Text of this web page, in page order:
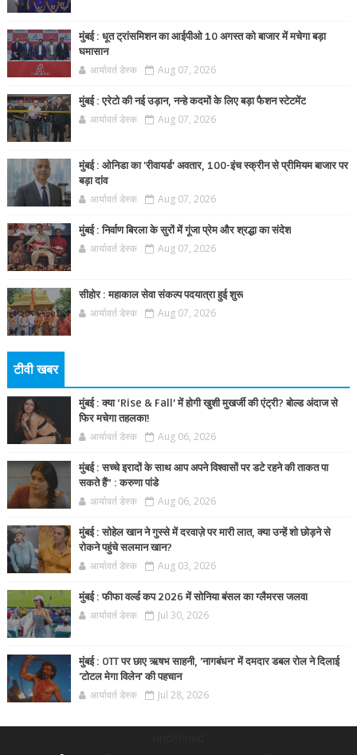
मुंबई : धूत ट्रांसमिशन का आईपीओ 10 अगस्त को बाजार में मचेगा बड़ा
घमासान
आर्यावर्त डेस्क Aug 07, 2026
मुंबई : एरेटो की नई उड़ान, नन्हे कदमों के लिए बड़ा फैशन स्टेटमेंट
आर्यावर्त डेस्क Aug 07, 2026
मुंबई : ओनिडा का 'रीवायर्ड’ अवतार, 100-इंच स्क्रीन से प्रीमियम बाजार पर
बड़ा दांव
आर्यावर्त डेस्क Aug 07, 2026
मुंबई : निर्वाण बिरला के सुरों में गूंजा प्रेम और श्रद्धा का संदेश
आर्यावर्त डेस्क Aug 07, 2026
सीहोर : महाकाल सेवा संकल्प पदयात्रा हुई शुरू
आर्यावर्त डेस्क Aug 07, 2026
टीवी खबर
मुंबई : क्या ‘Rise & Fall’ में होगी खुशी मुखर्जी की एंट्री? बोल्ड अंदाज से
फिर मचेगा तहलका!
आर्यावर्त डेस्क Aug 06, 2026
मुंबई : सच्चे इरादों के साथ आप अपने विश्वासों पर डटे रहने की ताकत पा
सकते हैं” : करुणा पांडे
आर्यावर्त डेस्क Aug 06, 2026
मुंबई : सोहेल खान ने गुस्से में दरवाज़े पर मारी लात, क्या उन्हें शो छोड़ने से
रोकने पहुंचे सलमान खान?
आर्यावर्त डेस्क Aug 03, 2026
मुंबई : फीफा वर्ल्ड कप 2026 में सोनिया बंसल का ग्लैमरस जलवा
आर्यावर्त डेस्क Jul 30, 2026
मुंबई : OTT पर छाए ऋषभ साहनी, 'नागबंधन' में दमदार डबल रोल ने दिलाई
'टोटल मेगा विलेन' की पहचान
आर्यावर्त डेस्क Jul 28, 2026